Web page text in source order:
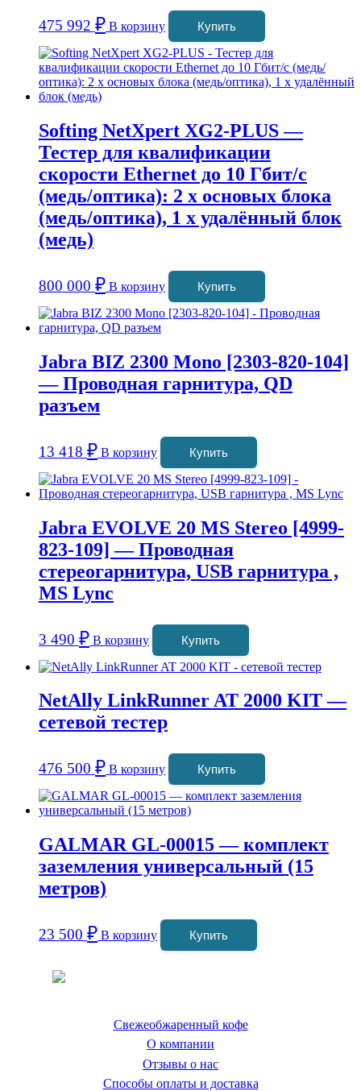
475 992 ₽ В корзину Купить
Softing NetXpert XG2-PLUS —
Тестер для квалификации
скорости Ethernet до 10 Гбит/с
(медь/оптика): 2 x основых блока
(медь/оптика), 1 x удалённый блок
(медь)
800 000 ₽ В корзину Купить
Jabra BIZ 2300 Mono [2303-820-104]
— Проводная гарнитура, QD
разъем
13 418 ₽ В корзину Купить
Jabra EVOLVE 20 MS Stereo [4999-
823-109] — Проводная
стереогарнитура, USB гарнитура ,
MS Lync
3 490 ₽ В корзину Купить
NetAlly LinkRunner AT 2000 KIT —
сетевой тестер
476 500 ₽ В корзину Купить
GALMAR GL-00015 — комплект
заземления универсальный (15
метров)
23 500 ₽ В корзину Купить
Свежеобжаренный кофе
О компании
Отзывы о нас
Способы оплаты и доставка